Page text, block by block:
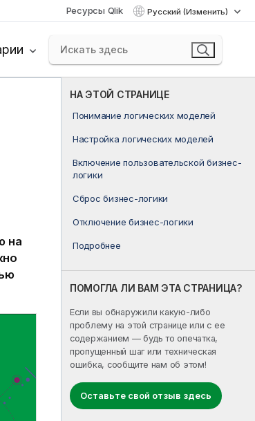
Ресурсы Qlik Русский (Изменить)
НА ЭТОЙ СТРАНИЦЕ
Понимание логических моделей
Настройка логических моделей
Включение пользовательской бизнес-
логики
Сброс бизнес-логики
Отключение бизнес-логики
Подробнее
ПОМОГЛА ЛИ ВАМ ЭТА СТРАНИЦА?
Если вы обнаружили какую-либо
проблему на этой странице или с ее
содержанием — будь то опечатка,
пропущенный шаг или техническая
ошибка, сообщите нам об этом!
Оставьте свой отзыв здесь
на